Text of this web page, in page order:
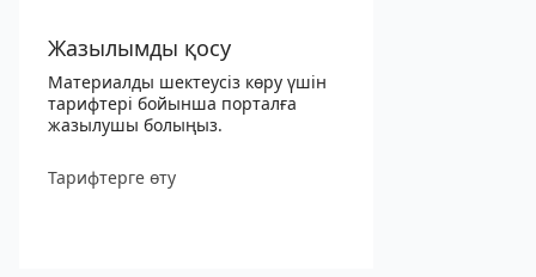
Жазылымды қосу
Материалды шектеусіз көру үшін
тарифтері бойынша порталға
жазылушы болыңыз.
Тарифтерге өту